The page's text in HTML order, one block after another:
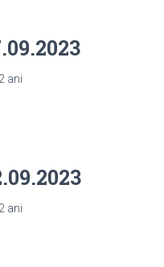
2 ani
2 ani